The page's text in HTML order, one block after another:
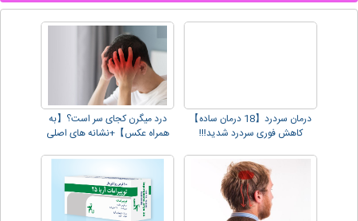
درمان سردرد【18 درمان ساده】
کاهش فوری سردرد شدید!!!
درد میگرن کجای سر است؟【به
همراه عکس】+نشانه های اصلی